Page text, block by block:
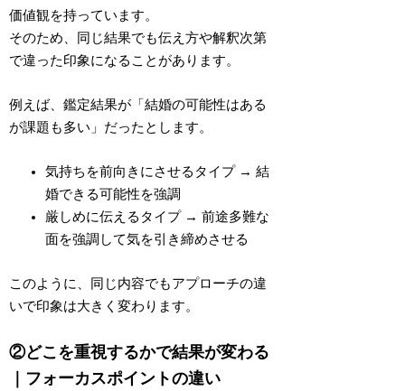
価値観を持っています。
そのため、同じ結果でも伝え方や解釈次第
で違った印象になる ことがあります。
例えば、鑑定結果が 「結婚の可能性はある
が課題も多い」 だったとします。
気持ちを前向きにさせるタイプ →結
婚できる可能性を強調
厳しめに伝えるタイプ →前途多難な
面を強調して気を引き締めさせる
このように、同じ内容でもアプローチの違
いで印象は大きく変わります。
②どこを重視するかで結果が変わる
｜フォーカスポイントの違い